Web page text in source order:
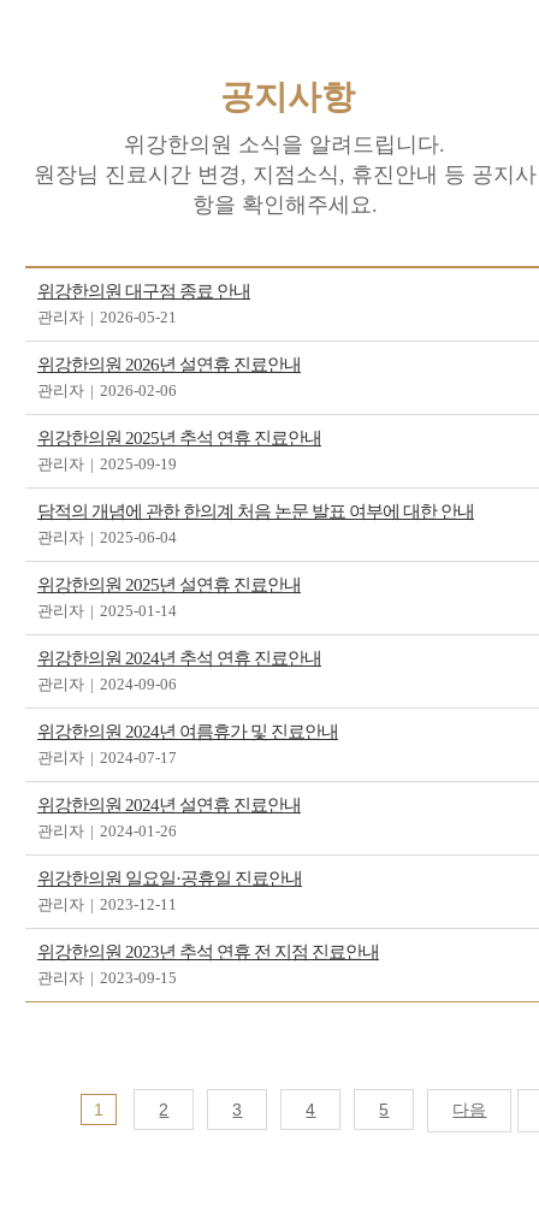
공지사항
위강한의원 소식을 알려드립니다.
원장님 진료시간 변경, 지점소식, 휴진안내 등 공지사
항을 확인해주세요.
위강한의원 대구점 종료 안내
관리자 | 2026-05-21
위강한의원 2026년 설연휴 진료안내
관리자 | 2026-02-06
위강한의원 2025년 추석 연휴 진료안내
관리자 | 2025-09-19
담적의 개념에 관한 한의계 처음 논문 발표 여부에 대한 안내
관리자 | 2025-06-04
위강한의원 2025년 설연휴 진료안내
관리자 | 2025-01-14
위강한의원 2024년 추석 연휴 진료안내
관리자 | 2024-09-06
위강한의원 2024년 여름휴가 및 진료안내
관리자 | 2024-07-17
위강한의원 2024년 설연휴 진료안내
관리자 | 2024-01-26
위강한의원 일요일·공휴일 진료안내
관리자 | 2023-12-11
위강한의원 2023년 추석 연휴 전 지점 진료안내
관리자 | 2023-09-15
1 2 3 4 5 다음